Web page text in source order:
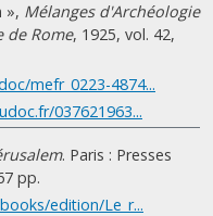
», Mélanges d'Archéologie
de Rome, 1925, vol. 42,
mefr_0223-4874...
037621963...
. Paris : Presses
pp.
edition/Le_r...